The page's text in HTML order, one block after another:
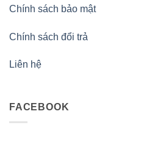
Chính sách bảo mật
Chính sách đổi trả
Liên hệ
FACEBOOK